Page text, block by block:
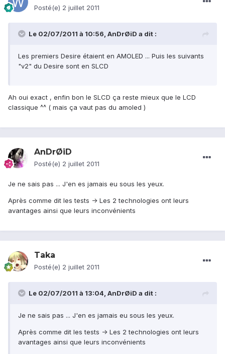
Posté(e) 2 juillet 2011
Le 02/07/2011 à 10:56, AnDrØiD a dit :
Les premiers Desire étaient en AMOLED ... Puis les suivants
"v2" du Desire sont en SLCD
Ah oui exact , enfin bon le SLCD ça reste mieux que le LCD
classique ^^ ( mais ça vaut pas du amoled )
AnDrØiD
Posté(e) 2 juillet 2011
Je ne sais pas ... J'en es jamais eu sous les yeux.
Après comme dit les tests -> Les 2 technologies ont leurs
avantages ainsi que leurs inconvénients
Taka
Posté(e) 2 juillet 2011
Le 02/07/2011 à 13:04, AnDrØiD a dit :
Je ne sais pas ... J'en es jamais eu sous les yeux.
Après comme dit les tests -> Les 2 technologies ont leurs
avantages ainsi que leurs inconvénients